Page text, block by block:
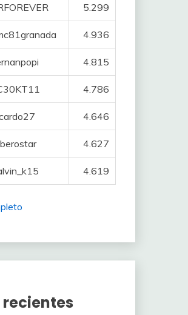
5.299
4.936
4.815
4.786
4.646
4.627
4.619